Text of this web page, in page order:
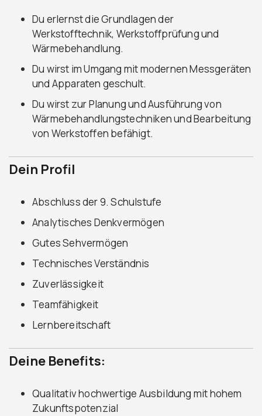
Du erlernst die Grundlagen der
Werkstofftechnik, Werkstoffprüfung und
Wärmebehandlung.
Du wirst im Umgang mit modernen Messgeräten
und Apparaten geschult.
Du wirst zur Planung und Ausführung von
Wärmebehandlungstechniken und Bearbeitung
von Werkstoffen befähigt.
Dein Profil
Abschluss der 9. Schulstufe
Analytisches Denkvermögen
Gutes Sehvermögen
Technisches Verständnis
Zuverlässigkeit
Teamfähigkeit
Lernbereitschaft
Deine Benefits:
Qualitativ hochwertige Ausbildung mit hohem
Zukunftspotenzial